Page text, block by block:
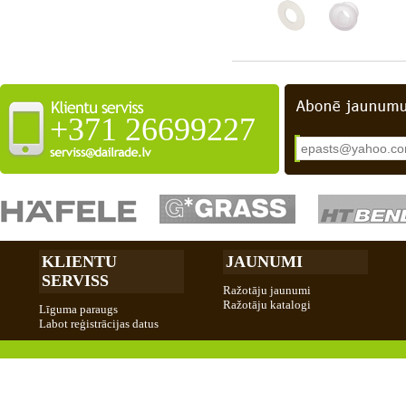
+371 26699227
KLIENTU
SERVISS
Līguma paraugs
Labot reģistrācijas datus
JAUNUMI
Ražotāju jaunumi
Ražotāju katalogi